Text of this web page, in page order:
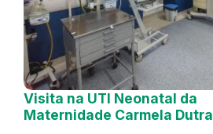
Visita na UTI Neonatal da
Maternidade Carmela Dutra